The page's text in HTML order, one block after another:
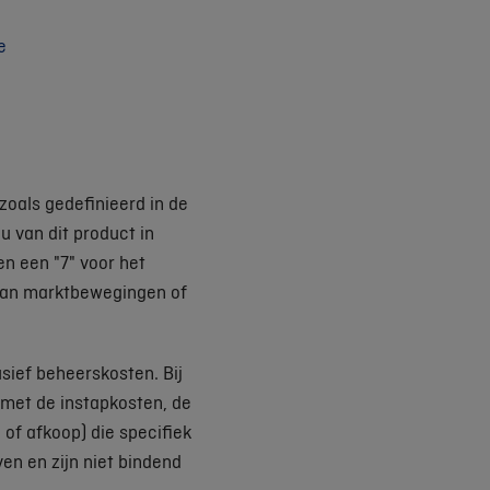
gedefinieerd in de
van dit product in
een "7" voor het
marktbewegingen of
beheerskosten. Bij
de instapkosten, de
afkoop) die specifiek
en zijn niet bindend